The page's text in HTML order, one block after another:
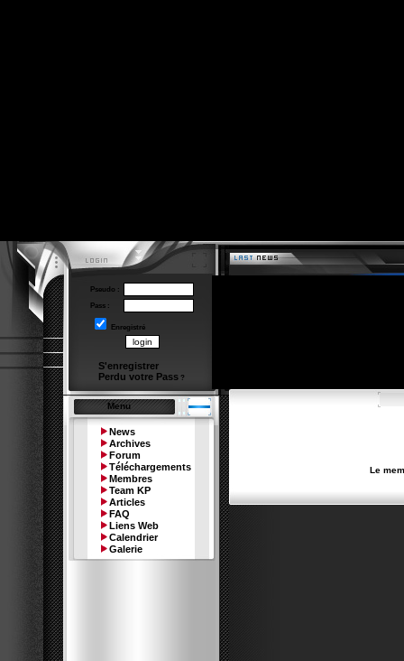
Pseudo :
Pass :
Enregistré
S'enregistrer
Perdu votre Pass ?
Menu
News
Archives
Forum
Téléchargements
Membres
Team KP
Articles
FAQ
Liens Web
Calendrier
Galerie
Le